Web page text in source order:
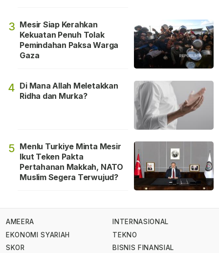
3 Mesir Siap Kerahkan
Kekuatan Penuh Tolak
Pemindahan Paksa Warga
Gaza
4 Di Mana Allah Meletakkan
Ridha dan Murka?
5 Menlu Turkiye Minta Mesir
Ikut Teken Pakta
Pertahanan Makkah, NATO
Muslim Segera Terwujud?
AMEERA
EKONOMI SYARIAH
SKOR
INTERNASIONAL
TEKNO
BISNIS FINANSIAL